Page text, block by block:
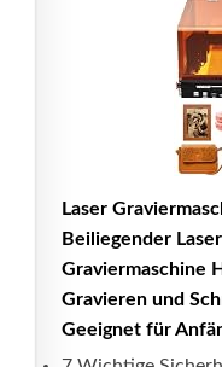
Laser
Beiliegender
Graviermaschine
Gravieren und
Geeignet für